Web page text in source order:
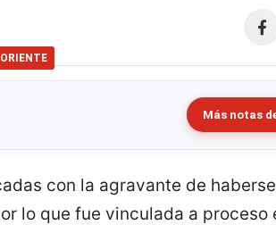
Más notas
con la agravante de
lo que fue vinculada a proceso